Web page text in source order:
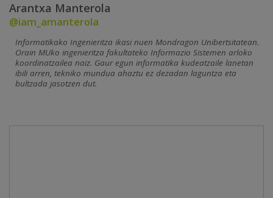
Arantxa Manterola
@iam_amanterola
Informatikako Ingenieritza ikasi nuen Mondragon Unibertsitatean.
Orain MUko ingenieritza fakultateko Informazio Sistemen arloko
koordinatzailea naiz. Gaur egun informatika kudeatzaile lanetan
ibili arren, tekniko mundua ahaztu ez dezadan laguntza eta
bultzada jasotzen dut.